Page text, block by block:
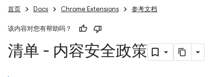
首页 Docs Chrome Extensions 参考文档
该内容对您有帮助吗？
清单 - 内容安全政策